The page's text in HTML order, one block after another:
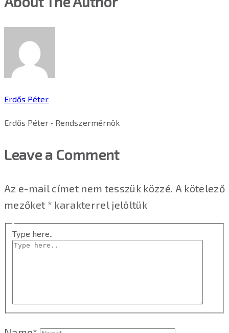
Erdős Péter
Erdős Péter • Rendszermérnök
Leave a Comment
Az e-mail címet nem tesszük közzé. A kötelező
mezőket * karakterrel jelöltük
Type here..